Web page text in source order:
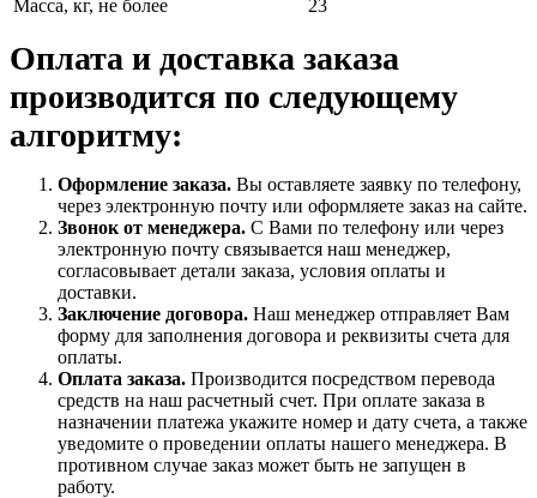
Масса, кг, не более
23
Оплата и доставка заказа
производится по следующему
алгоритму:
Оформление заказа. Вы оставляете заявку по телефону,
через электронную почту или оформляете заказ на сайте.
Звонок от менеджера. С Вами по телефону или через
электронную почту связывается наш менеджер,
согласовывает детали заказа, условия оплаты и
доставки.
Заключение договора. Наш менеджер отправляет Вам
форму для заполнения договора и реквизиты счета для
оплаты.
Оплата заказа. Производится посредством перевода
средств на наш расчетный счет. При оплате заказа в
назначении платежа укажите номер и дату счета, а также
уведомите о проведении оплаты нашего менеджера. В
противном случае заказ может быть не запущен в
работу.